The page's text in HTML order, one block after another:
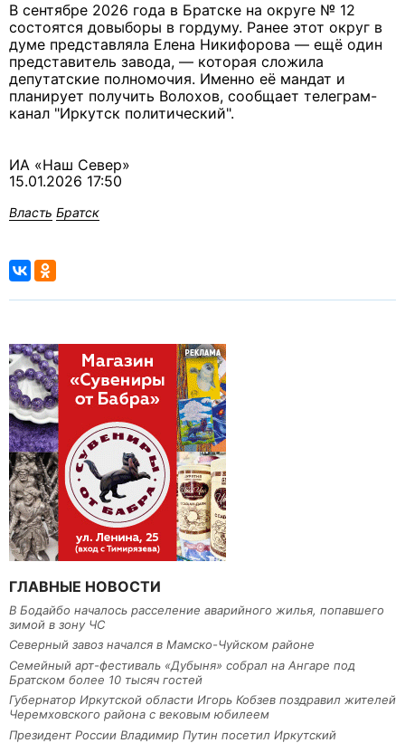
В сентябре 2026 года в Братске на округе № 12
состоятся довыборы в гордуму. Ранее этот округ в
думе представляла Елена Никифорова — ещё один
представитель завода, — которая сложила
депутатские полномочия. Именно её мандат и
планирует получить Волохов, сообщает телеграм-
канал "Иркутск политический".
ИА «Наш Север»
15.01.2026 17:50
Власть Братск
ГЛАВНЫЕ НОВОСТИ
В Бодайбо началось расселение аварийного жилья, попавшего
зимой в зону ЧС
Северный завоз начался в Мамско-Чуйском районе
Семейный арт-фестиваль «Дубыня» собрал на Ангаре под
Братском более 10 тысяч гостей
Губернатор Иркутской области Игорь Кобзев поздравил жителей
Черемховского района с вековым юбилеем
Президент России Владимир Путин посетил Иркутский